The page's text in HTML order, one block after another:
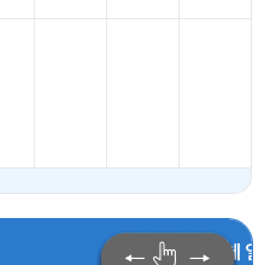
8월 이달의 전체 일